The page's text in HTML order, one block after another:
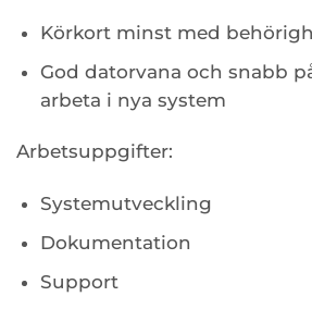
Körkort minst med
God datorvana och snabb
arbeta i nya system
Arbetsuppgifter:
Systemutveckling
Dokumentation
Support